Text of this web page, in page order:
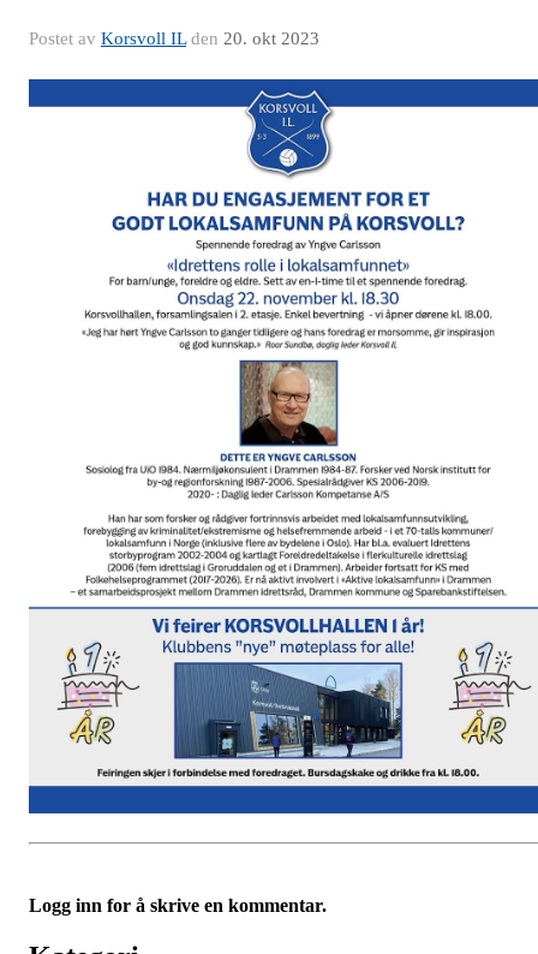
Postet av Korsvoll ILden 20. okt 2023
Logg inn for å skrive en kommentar.